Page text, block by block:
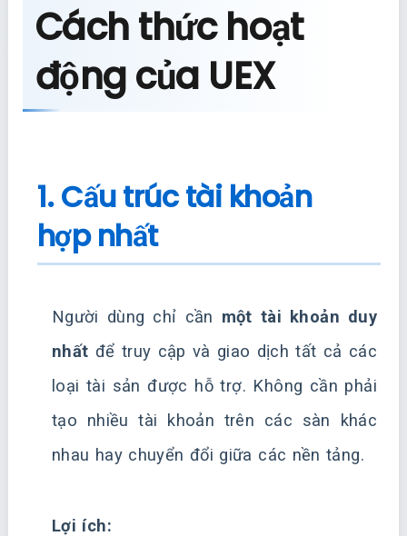
Cách thức hoạt
động của UEX
1. Cấu trúc tài khoản
hợp nhất
Người dùng chỉ cần một tài khoản duy
nhất để truy cập và giao dịch tất cả các
loại tài sản được hỗ trợ. Không cần phải
tạo nhiều tài khoản trên các sàn khác
nhau hay chuyển đổi giữa các nền tảng.
Lợi ích: